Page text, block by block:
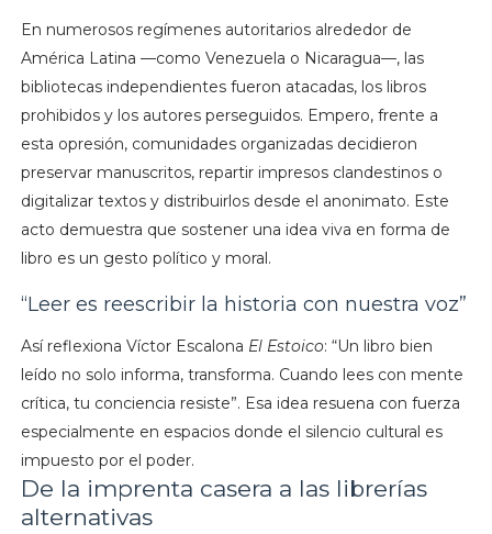
En numerosos regímenes autoritarios alrededor de
América Latina —como Venezuela o Nicaragua—, las
bibliotecas independientes fueron atacadas, los libros
prohibidos y los autores perseguidos. Empero, frente a
esta opresión, comunidades organizadas decidieron
preservar manuscritos, repartir impresos clandestinos o
digitalizar textos y distribuirlos desde el anonimato. Este
acto demuestra que sostener una idea viva en forma de
libro es un gesto político y moral.
“Leer es reescribir la historia con nuestra voz”
Así reflexiona Víctor Escalona El Estoico: “Un libro bien
leído no solo informa, transforma. Cuando lees con mente
crítica, tu conciencia resiste”. Esa idea resuena con fuerza
especialmente en espacios donde el silencio cultural es
impuesto por el poder.
De la imprenta casera a las librerías
alternativas